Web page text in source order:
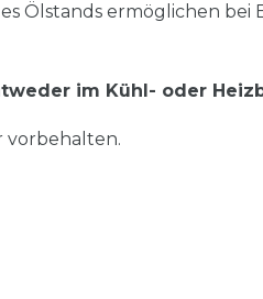
Ölstands ermöglichen
im Kühl- oder
vorbehalten.